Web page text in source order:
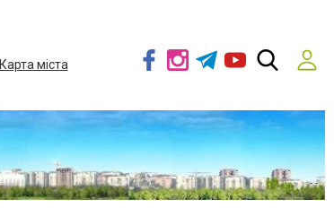
Карта міста